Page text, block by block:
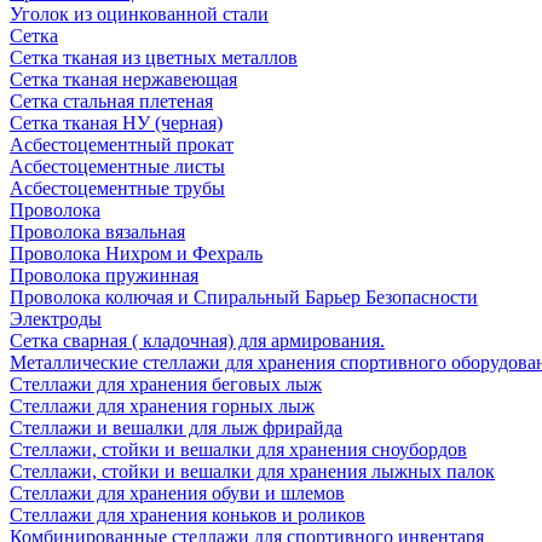
Уголок из оцинкованной стали
Сетка
Сетка тканая из цветных металлов
Сетка тканая нержавеющая
Сетка стальная плетеная
Сетка тканая НУ (черная)
Асбестоцементный прокат
Асбестоцементные листы
Асбестоцементные трубы
Проволока
Проволока вязальная
Проволока Нихром и Фехраль
Проволока пружинная
Проволока колючая и Спиральный Барьер Безопасности
Электроды
Сетка сварная ( кладочная) для армирования.
Металлические стеллажи для хранения спортивного
Стеллажи для хранения беговых лыж
Стеллажи для хранения горных лыж
Стеллажи и вешалки для лыж фрирайда
Стеллажи, стойки и вешалки для хранения сноубордов
Стеллажи, стойки и вешалки для хранения лыжных палок
Стеллажи для хранения обуви и шлемов
Стеллажи для хранения коньков и роликов
Комбинированные стеллажи для спортивного инвентаря